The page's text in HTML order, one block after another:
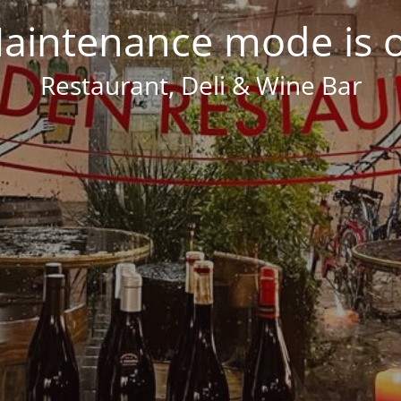
mode is
Restaurant, Deli & Wine Bar